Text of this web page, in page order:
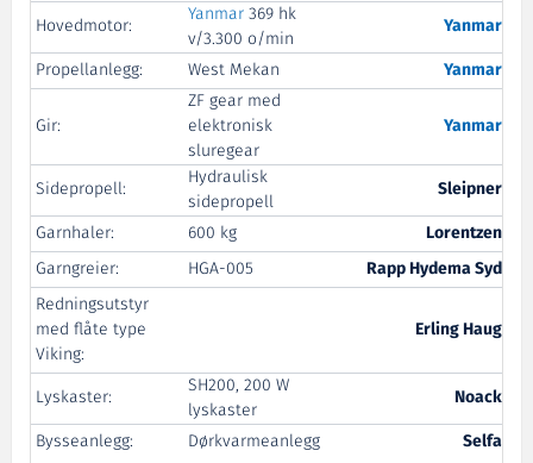
Hovedmotor: Yanmar369 hk
v/3.300 o/min
Yanmar
Propellanlegg:
West Mekan Yanmar
Gir:
ZF gear med
elektronisk
sluregear
Yanmar
Sidepropell:
Hydraulisk
sidepropell
Sleipner
Garnhaler:
600 kg
Lorentzen
Garngreier:
HGA-005
Rapp Hydema Syd
Redningsutstyr
med flåte type
Viking:
Erling Haug
Lyskaster:
SH200, 200 W
lyskaster
Noack
Bysseanlegg:
Dørkvarmeanlegg Selfa